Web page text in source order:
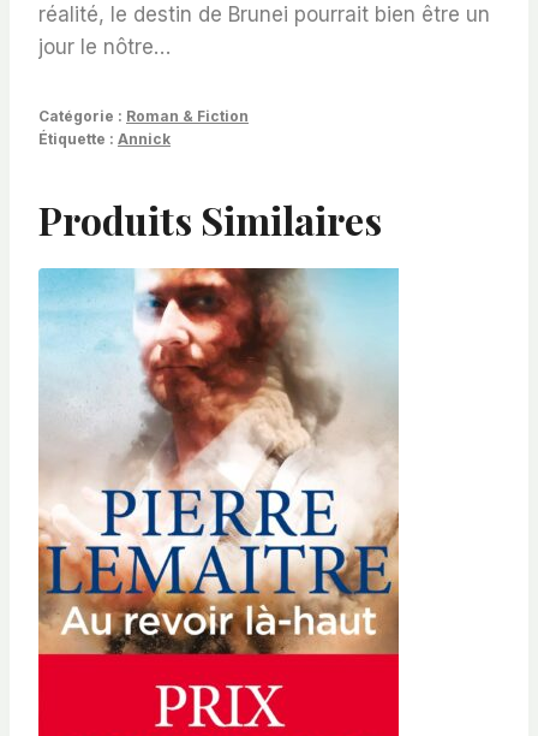
réalité, le destin de Brunei pourrait bien être un
jour le nôtre…
Catégorie : Roman & Fiction
Étiquette : Annick
Produits Similaires